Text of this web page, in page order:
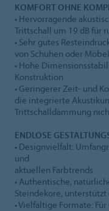
KOMFORT OHNE
• Hervorragende
Trittschall um 19 dB für
• Sehr gutes
von Schuhen oder
• Hohe
Konstruktion
• Geringerer Zeit- und
die integrierte
Trittschalldämmung
ENDLOSE
• Designvielfalt:
und
aktuellen Farbtrends
• Authentische,
Steindekore, unterstützt
• Vielfältige Formate: